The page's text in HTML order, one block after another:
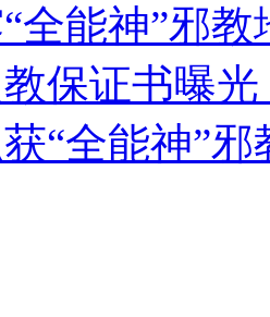
霸凌主义
片面不公正
全能神”邪
保证书曝
“全能神”